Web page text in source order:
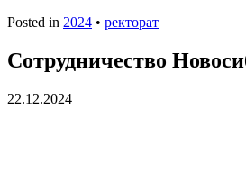
Posted in 2024 • ректорат
Сотрудничество
22.12.2024